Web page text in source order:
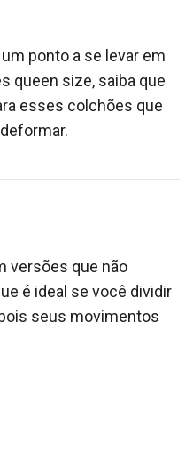
ponto a se levar em
queen size, saiba que
esses colchões que
versões que não
é ideal se você dividir
seus movimentos